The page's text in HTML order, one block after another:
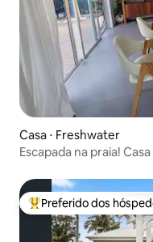
Casa ⋅ Freshwater
Escapada na praia!
Entre os melhores
Preferido dos